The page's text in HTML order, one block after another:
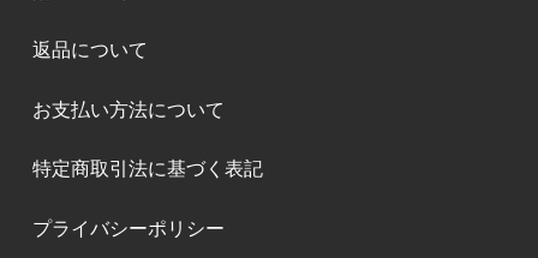
返品について
お支払い方法について
特定商取引法に基づく表記
プライバシーポリシー